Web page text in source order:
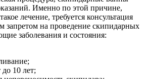
Именно по этой причине,
лечение, требуется консультация
запретом на проведение скипидарных
заболевания и состояния:
до 10 лет;